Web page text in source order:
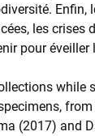
Enfin,
les crises
pour éveiller
while
(2017) and